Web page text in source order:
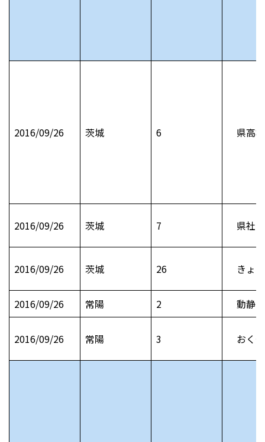
2016/09/26 茨城 6 県高
2016/09/26 茨城 7 県社
2016/09/26 茨城 26 きょ
2016/09/26 常陽 2 動静
2016/09/26 常陽 3 おく